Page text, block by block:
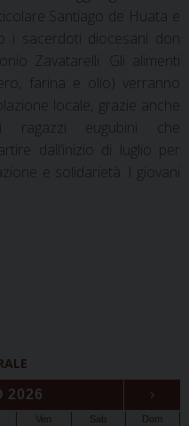
Santiago de Huata e
i sacerdoti diocesani don
Zavatarelli. Gli alimenti
farina e olio) verranno
locale, grazie anche
ragazzi eugubini che
dall’inizio di luglio per
e solidarietà. I giovani
2026 ›
Ven Sab Dom